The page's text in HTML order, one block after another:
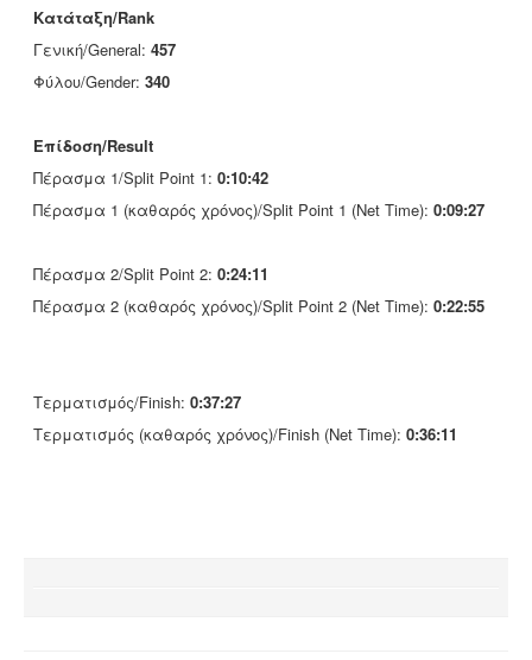
Κατάταξη/Rank
Γενική/General: 457
Φύλου/Gender: 340
Επίδοση/Result
Πέρασμα 1/Split Point 1: 0:10:42
Πέρασμα 1 (καθαρός χρόνος)/Split Point 1 (Net Time): 0:09:27
Πέρασμα 2/Split Point 2: 0:24:11
Πέρασμα 2 (καθαρός χρόνος)/Split Point 2 (Net Time): 0:22:55
Τερματισμός/Finish: 0:37:27
Τερματισμός (καθαρός χρόνος)/Finish (Net Time): 0:36:11